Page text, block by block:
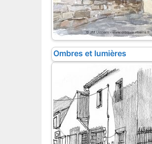
Ombres et lumières